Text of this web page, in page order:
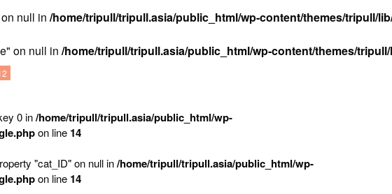
null in /home/tripull/tripull.asia/public_html/wp-content/themes/tripull/
on null in /home/tripull/tripull.asia/public_html/wp-content/themes/
0 in/home/tripull/tripull.asia/public_html/wp-
on line 14
"cat_ID" on null in/home/tripull/tripull.asia/public_html/wp-
on line 14